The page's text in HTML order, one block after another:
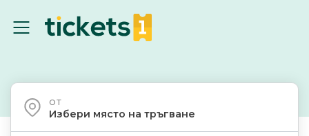
ОТ
Избери място на тръгване